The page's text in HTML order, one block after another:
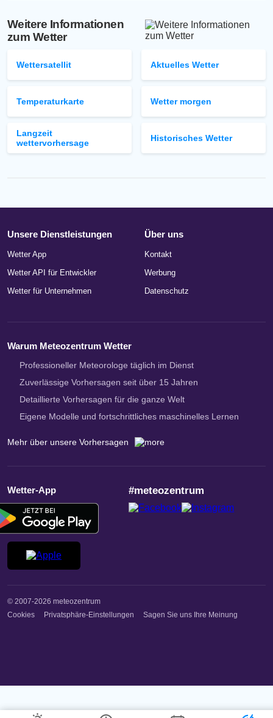
Weitere Informationen
zum Wetter
Wettersatellit
Temperaturkarte
Langzeit
wettervorhersage
Aktuelles Wetter
Wetter morgen
Historisches Wetter
Unsere Dienstleistungen
Wetter App
Wetter API für Entwickler
Wetter für Unternehmen
Über uns
Kontakt
Werbung
Datenschutz
Warum Meteozentrum Wetter
Professioneller Meteorologe täglich im Dienst
Zuverlässige Vorhersagen seit über 15 Jahren
Detaillierte Vorhersagen für die ganze Welt
Eigene Modelle und fortschrittliches maschinelles Lernen
Mehr über unsere Vorhersagen
Wetter-App #meteozentrum
© 2007-2026 meteozentrum
Cookies
Privatsphäre-Einstellungen Sagen Sie uns Ihre Meinung